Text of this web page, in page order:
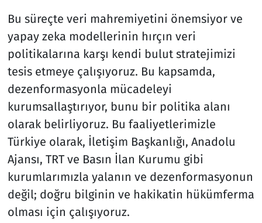
Bu süreçte veri mahremiyetini önemsiyor ve
yapay zeka modellerinin hırçın veri
politikalarına karşı kendi bulut stratejimizi
tesis etmeye çalışıyoruz. Bu kapsamda,
dezenformasyonla mücadeleyi
kurumsallaştırıyor, bunu bir politika alanı
olarak belirliyoruz. Bu faaliyetlerimizle
Türkiye olarak, İletişim Başkanlığı, Anadolu
Ajansı, TRT ve Basın İlan Kurumu gibi
kurumlarımızla yalanın ve dezenformasyonun
değil; doğru bilginin ve hakikatin hükümferma
olması için çalışıyoruz.